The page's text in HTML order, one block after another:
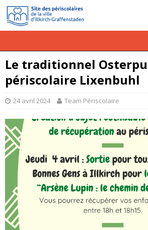
Le traditionnel
périscolaire Lixenbuhl
24 avril 2024 Team Périscolaire